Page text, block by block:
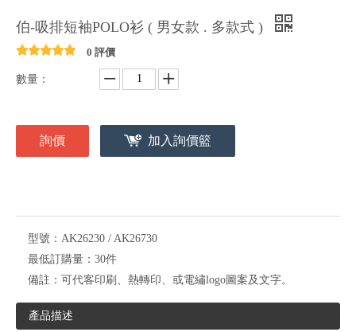
伯-吸排短袖POLO衫 ( 男女款 . 多款式 )
0 評價
數量：
詢價 加入詢價籃
型號： AK26230 / AK26730
最低訂購量： 30件
備註： 可代客印刷、熱轉印、或電繡logo圖案及文字。
產品描述